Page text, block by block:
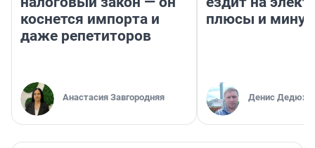
коснется импорта и
даже репетиторов
Анастасия Завгородняя
плюсы и
Денис